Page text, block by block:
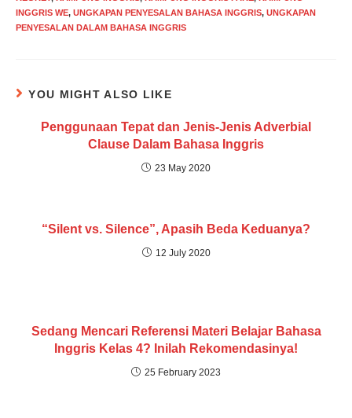
INGGRIS WE, UNGKAPAN PENYESALAN BAHASA INGGRIS, UNGKAPAN
PENYESALAN DALAM BAHASA INGGRIS
YOU MIGHT ALSO LIKE
Penggunaan Tepat dan Jenis-Jenis Adverbial
Clause Dalam Bahasa Inggris
23 May 2020
“Silent vs. Silence”, Apasih Beda Keduanya?
12 July 2020
Sedang Mencari Referensi Materi Belajar Bahasa
Inggris Kelas 4? Inilah Rekomendasinya!
25 February 2023